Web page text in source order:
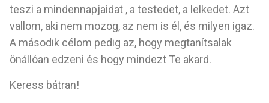
teszi a mindennapjaidat , a testedet, a lelkedet. Azt
vallom, aki nem mozog, az nem is él, és milyen igaz.
A második célom pedig az, hogy megtanítsalak
önállóan edzeni és hogy mindezt Te akard.
Keress bátran!